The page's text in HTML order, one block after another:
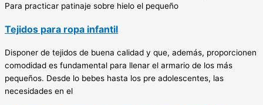
Para practicar patinaje sobre hielo el pequeño
Tejidos para ropa infantil
Disponer de tejidos de buena calidad y que, además, proporcionen
comodidad es fundamental para llenar el armario de los más
pequeños. Desde lo bebes hasta los pre adolescentes, las
necesidades en el